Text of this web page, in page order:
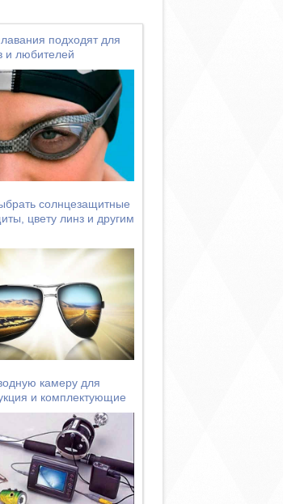
подходят для
и любителей
солнцезащитные
цвету линз и другим
камеру для
и комплектующие